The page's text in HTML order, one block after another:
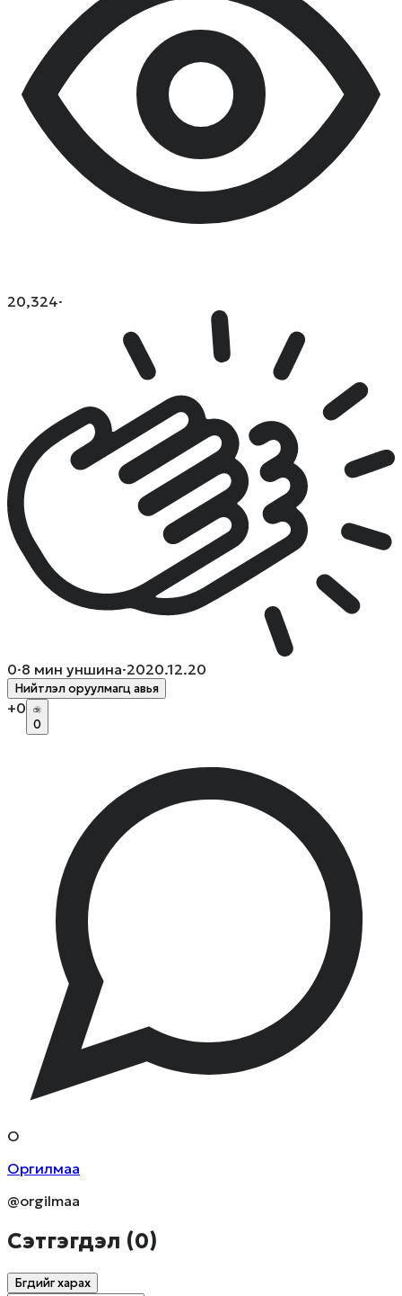
20,324·
0·8 мин уншина·2020.12.20
Нийтлэл оруулмагц авья
+0
0
О
Оргилмаа
@orgilmaa
Сэтгэгдэл (0)
Бүгдийг харах